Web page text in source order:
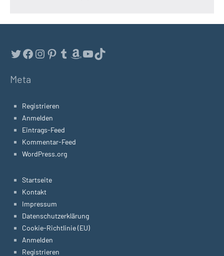
Twitter
Facebook
Instagram
Pinterest
Tumblr
Amazon
YouTube
TikTok
Meta
Registrieren
Anmelden
Eintrags-Feed
Kommentar-Feed
WordPress.org
Startseite
Kontakt
Impressum
Datenschutzerklärung
Cookie-Richtlinie (EU)
Anmelden
Registrieren